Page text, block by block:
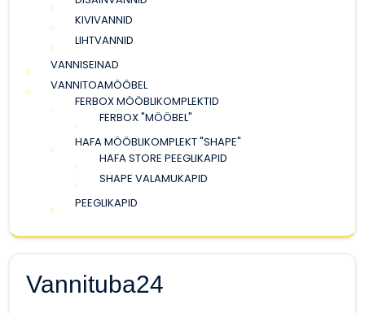
KIVIVANNID
LIHTVANNID
VANNISEINAD
VANNITOAMÖÖBEL
FERBOX MÖÖBLIKOMPLEKTID
FERBOX "MÖÖBEL"
HAFA MÖÖBLIKOMPLEKT "SHAPE"
HAFA STORE PEEGLIKAPID
SHAPE VALAMUKAPID
PEEGLIKAPID
Vannituba24